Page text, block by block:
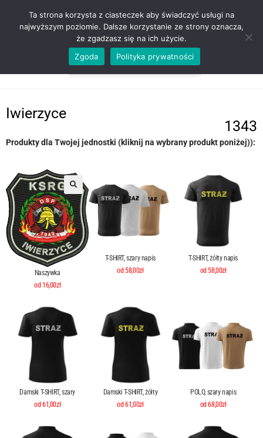
ZADZWOŃ TEL. 600 352 938
Iwierzyce
1343
Produkty dla Twojej jednostki (kliknij na wybrany produkt poniżej)):
Naszywka
od 16,00zł
T-SHIRT, szary napis
od 58,00zł
T-SHIRT, żółty napis
od 58,00zł
Damski T-SHIRT, szary
od 61,00zł
Damski T-SHIRT, żółty
od 61,00zł
POLO, szary napis
od 68,00zł
Ta strona korzysta z ciasteczek aby świadczyć usługi na
najwyższym poziomie. Dalsze korzystanie ze strony oznacza,
że zgadzasz się na ich użycie.
Zgoda
Polityka prywatności